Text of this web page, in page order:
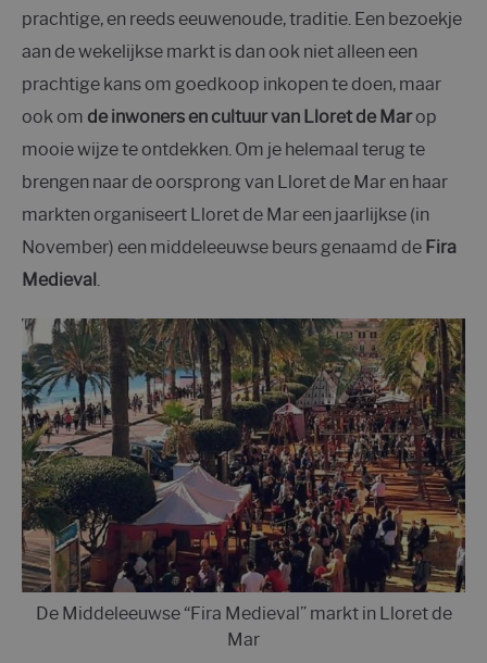
prachtige, en reeds eeuwenoude, traditie. Een bezoekje
aan de wekelijkse markt is dan ook niet alleen een
prachtige kans om goedkoop inkopen te doen, maar
ook om de inwoners en cultuur van Lloret de Marop
mooie wijze te ontdekken. Om je helemaal terug te
brengen naar de oorsprong van Lloret de Mar en haar
markten organiseert Lloret de Mar een jaarlijkse (in
November) een middeleeuwse beurs genaamd de Fira
Medieval.
De Middeleeuwse “Fira Medieval” markt in Lloret de
Mar